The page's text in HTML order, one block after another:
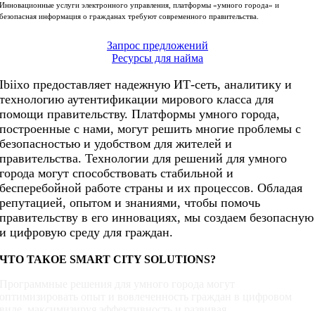
Инновационные услуги электронного управления, платформы «умного города» и
безопасная информация о гражданах требуют современного правительства.
Запрос предложений
Ресурсы для найма
Ibiixo предоставляет надежную ИТ-сеть, аналитику и
технологию аутентификации мирового класса для
помощи правительству. Платформы умного города,
построенные с нами, могут решить многие проблемы с
безопасностью и удобством для жителей и
правительства. Технологии для решений для умного
города могут способствовать стабильной и
бесперебойной работе страны и их процессов. Обладая
репутацией, опытом и знаниями, чтобы помочь
правительству в его инновациях, мы создаем безопасную
и цифровую среду для граждан.
ЧТО ТАКОЕ SMART CITY SOLUTIONS?